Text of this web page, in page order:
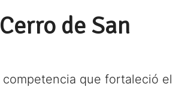
de San
que fortaleció el